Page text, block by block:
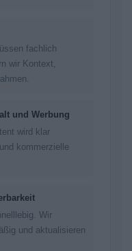
fachlich
wir Kontext,
und Werbung
wird klar
kommerzielle
Wir
und aktualisieren